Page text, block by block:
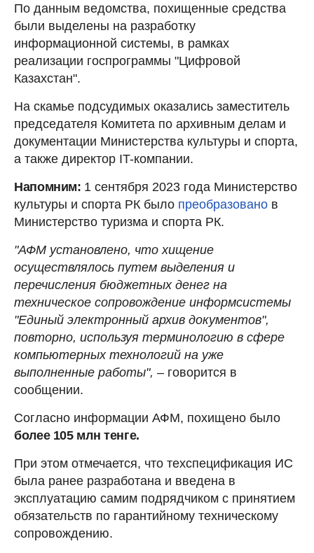
По данным ведомства, похищенные средства
были выделены на разработку
информационной системы, в рамках
реализации госпрограммы "Цифровой
Казахстан".
На скамье подсудимых оказались заместитель
председателя Комитета по архивным делам и
документации Министерства культуры и спорта,
а также директор IT-компании.
Напомним: 1 сентября 2023 года Министерство
культуры и спорта РК было преобразовано в
Министерство туризма и спорта РК.
"АФМ установлено, что хищение
осуществлялось путем выделения и
перечисления бюджетных денег на
техническое сопровождение информсистемы
"Единый электронный архив документов",
повторно, используя терминологию в сфере
компьютерных технологий на уже
выполненные работы", – говорится в
сообщении.
Согласно информации АФМ, похищено было
более 105 млн тенге.
При этом отмечается, что техспецификация ИС
была ранее разработана и введена в
эксплуатацию самим подрядчиком с принятием
обязательств по гарантийному техническому
сопровождению.